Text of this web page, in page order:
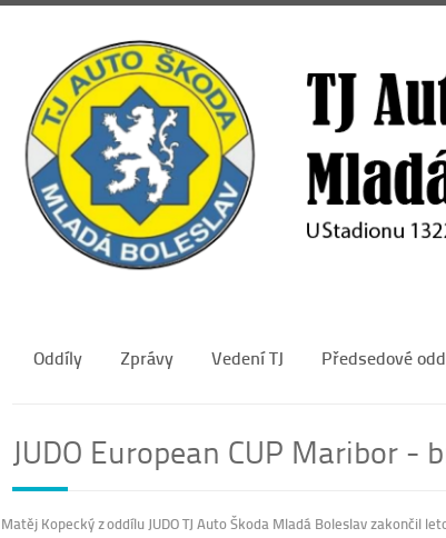
Oddíly Zprávy Vedení TJ Předsedové
JUDO European CUP Maribor -
Matěj Kopecký z oddílu JUDO TJ Auto Škoda Mladá Boleslav zakončil